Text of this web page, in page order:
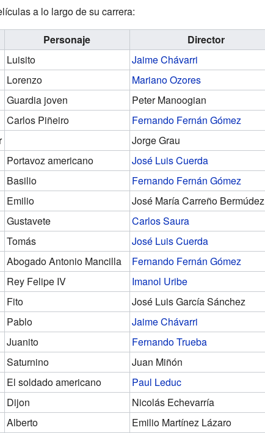
a lo largo de su carrera:
Personaje
Director
Luisito
Jaime Chávarri
Lorenzo Mariano Ozores
Guardia joven
Peter Manoogian
Carlos Piñeiro
Fernando Fernán Gómez
Jorge Grau
Portavoz americano
José Luis Cuerda
Basilio Fernando Fernán Gómez
Emilio
José María Carreño Bermúdez
Gustavete Carlos Saura
Tomás
José Luis Cuerda
Abogado Antonio Mancilla
Fernando Fernán Gómez
Rey Felipe IV
Imanol Uribe
Fito José Luis García Sánchez
Pablo
Jaime Chávarri
Juanito Fernando Trueba
Saturnino
Juan Miñón
El soldado americano
Paul Leduc
Dijon Nicolás Echevarría
Alberto Emilio Martínez Lázaro